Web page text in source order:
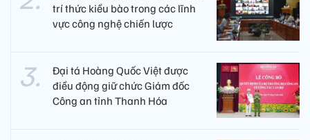
trí thức kiều bào trong các lĩnh
vực công nghệ chiến lược
Đại tá Hoàng Quốc Việt được
điều động giữ chức Giám đốc
Công an tỉnh Thanh Hóa